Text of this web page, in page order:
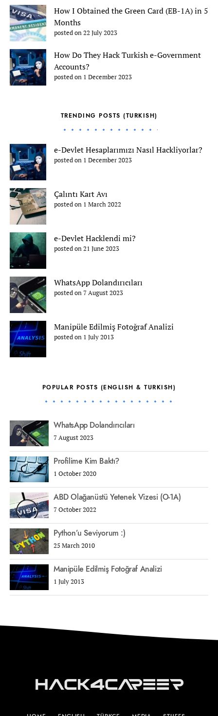
How I Obtained the Green Card (EB-1A) in 5
Months
posted on 22 July 2023
How Do They Hack Turkish e-Government
Accounts?
posted on 1 December 2023
TRENDING POSTS (TURKISH)
e-Devlet Hesaplarımızı Nasıl Hackliyorlar?
posted on 1 December 2023
Çalıntı Kart Avı
posted on 1 March 2022
e-Devlet Hacklendi mi?
posted on 21 June 2023
WhatsApp Dolandırıcıları
posted on 7 August 2023
Manipüle Edilmiş Fotoğraf Analizi
posted on 1 July 2013
POPULAR POSTS (ENGLISH & TURKISH)
WhatsApp Dolandırıcıları
7 August 2023
Profilime Kim Baktı?
1 October 2020
ABD Olağanüstü Yetenek Vizesi (O-1A)
7 October 2022
Python’u Seviyorum :)
25 March 2010
Manipüle Edilmiş Fotoğraf Analizi
1 July 2013
Hack4Career